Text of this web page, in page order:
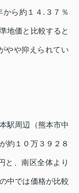
から約１４.３７％
地価と比較すると
やや抑えられてい
駅周辺（熊本市中
約１０万３９２８
と、南区全体より
中では価格が比較